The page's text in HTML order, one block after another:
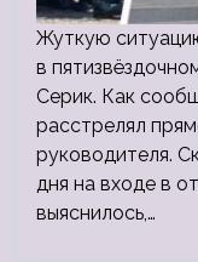
Жуткую
в
Серик. Как
расстрелял
руководителя.
дня на входе в
выяснилось,…